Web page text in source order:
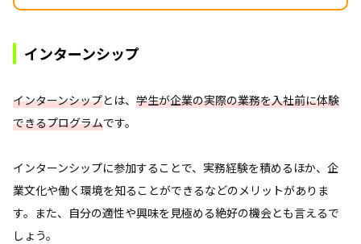
インターンシップ
インターンシップとは、 学生が企業の実際の業務を入社前に体験
できるプログラムです。
インターンシップに参加することで、実務経験を積めるほか、企
業文化や働く環境を知ることができるなどのメリットがありま
す。また、自分の適性や興味を見極める絶好の機会とも言えるで
しょう。